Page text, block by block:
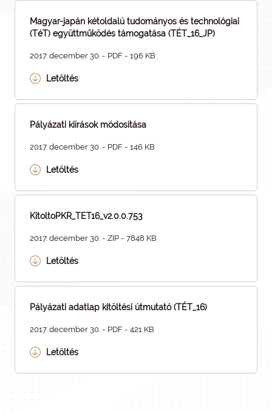
Magyar-japán kétoldalú tudományos és technológiai
(TéT) együttműködés támogatása (TÉT_16_JP)
2017. december 30. - PDF - 196 KB
Letöltés
Pályázati kiírások módosítása
2017. december 30. - PDF - 146 KB
Letöltés
KitoltoPKR_TET16_v2.0.0.753
2017. december 30. - ZIP - 7848 KB
Letöltés
Pályázati adatlap kitöltési útmutató (TÉT_16)
2017. december 30. - PDF - 421 KB
Letöltés